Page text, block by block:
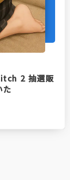
2 抽選販
た